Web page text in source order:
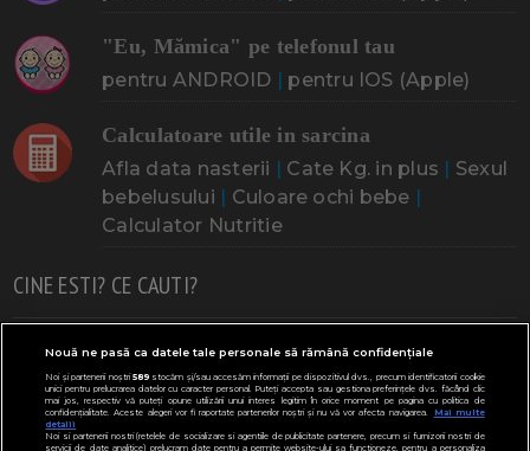
"Eu, Mămica" pe telefonul tau
pentru ANDROID | pentru IOS (Apple)
Calculatoare utile in sarcina
Afla data nasterii | Cate Kg. in plus | Sexul
bebelusului | Culoare ochi bebe |
Calculator Nutritie
CINE ESTI? CE CAUTI?
Doresc un copil Adoptia Probleme cu sarcina
Urmeaza sa nasc Probleme alaptare Bebe plange
Bebe febra Caut bona Cresa, Gradinta
Nouă ne pasă ca datele tale personale să rămână confidențiale
Noi și partenerii noștri589stocăm și/sau accesăm informații pe dispozitivul dvs., precum identificatorii cookie
unici pentru prelucrarea datelor cu caracter personal. Puteți accepta sau gestiona preferințele dvs. făcând clic
mai jos, respectiv vă puteți opune utilizării unui interes legitim în orice moment pe pagina cu politica de
confidențialitate. Aceste alegeri vor fi raportate partenerilor noștri și nu vă vor afecta navigarea.
Mai multe
detalii
Noi si partenerii nostri (retelele de socializare si agentiile de publicitate partenere, precum si furnizorii nostri de
servicii de date analitice) prelucram date pentru a permite website-ului sa functioneze, pentru a personaliza